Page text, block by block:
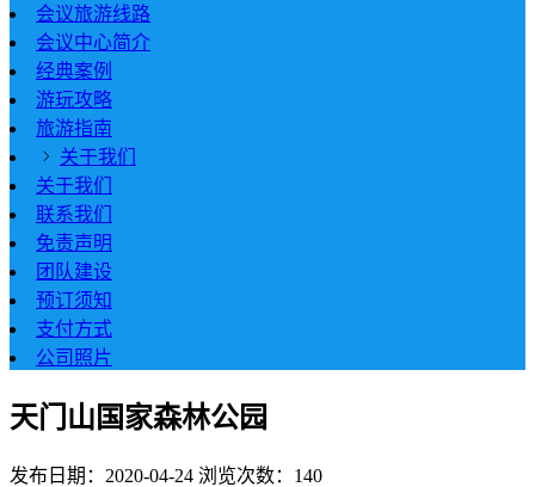
会议旅游线路
会议中心简介
经典案例
游玩攻略
旅游指南
关于我们
关于我们
联系我们
免责声明
团队建设
预订须知
支付方式
公司照片
天门山国家森林公园
发布日期：2020-04-24 浏览次数：140